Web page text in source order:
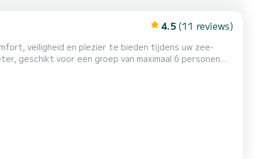
4.5 (11 reviews)